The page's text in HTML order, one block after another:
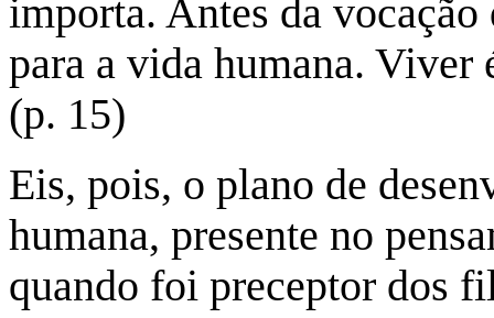
importa. Antes da vocação
para a vida humana. Viver
(p. 15)
Eis, pois, o plano de
humana, presente no
quando foi preceptor dos